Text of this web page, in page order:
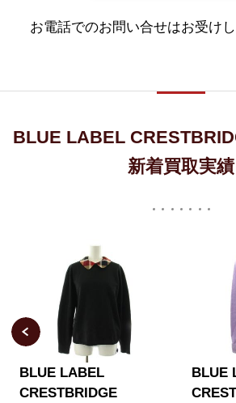
お電話でのお問い合せはお受けし
BLUE LABEL
新着買取実績
BLUE LABEL
CRESTBRIDGE
BLUE